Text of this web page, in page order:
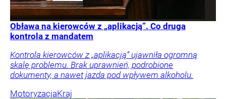
Obława na kierowców z „aplikacją”. Co druga
kontrola z mandatem
Kontrola kierowców z „aplikacją” ujawniła ogromną
skalę problemu. Brak uprawnień, podrobione
dokumenty, a nawet jazda pod wpływem alkoholu.
MotoryzacjaKraj